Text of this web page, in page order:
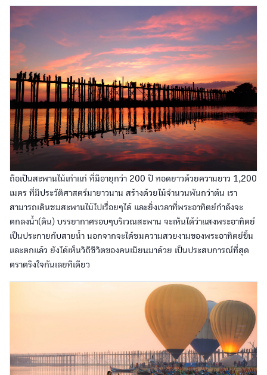
ถือเป็นสะพานไม้เก่าแก่ ที่มีอายุกว่า 200 ปี ทอดยาวด้วยความยาว 1,200
เมตร ที่มีประวัติศาสตร์มายาวนาน สร้างด้วยไม้จำนวนพันกว่าต้น เรา
สามารถเดินชมสะพานไม้ไปเรื่อยๆได้ และยิ่งเวลาที่พระอาทิตย์กำลังจะ
ตกลงน้ำ(ดิน) บรรยากาศรอบๆบริเวณสะพาน จะเห็นได้ว่าแสงพระอาทิตย์
เป็นประกายกับสายน้ำ นอกจากจะได้ชมความสวยงามของพระอาทิตย์ขึ้น
และตกแล้ว ยังได้เห็นวิถีชีวิตของคนเมียนมาด้วย เป็นประสบการณ์ที่สุด
ตราตรึงใจกันเลยทีเดียว